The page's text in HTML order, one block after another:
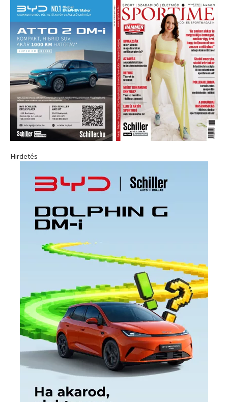
Hirdetés